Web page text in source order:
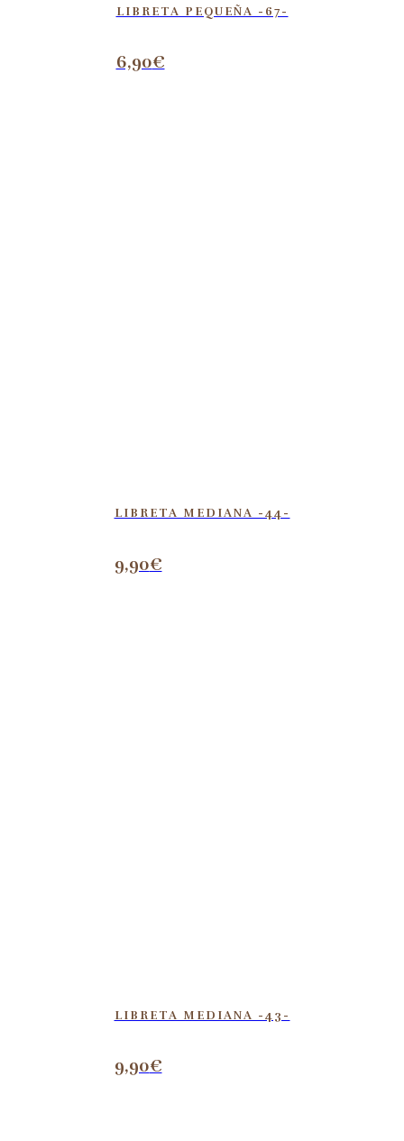
LIBRETA PEQUEÑA -67-
6,90€
LIBRETA MEDIANA -44-
9,90€
LIBRETA MEDIANA -43-
9,90€